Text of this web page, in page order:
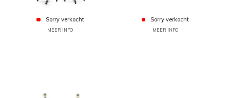
Sorry verkocht
MEER INFO
Sorry verkocht
MEER INFO